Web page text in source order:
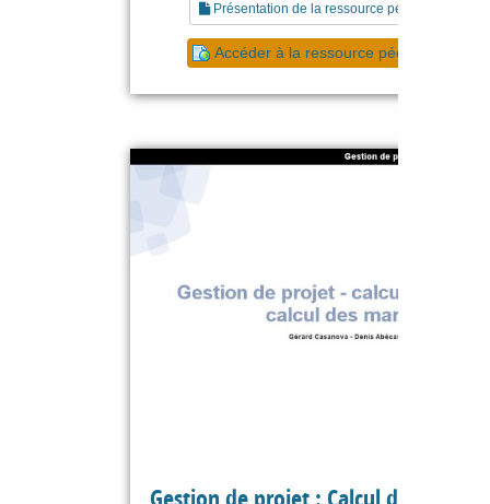
Présentation de la ressource pédagogique
Accéder à la ressource pédagogique